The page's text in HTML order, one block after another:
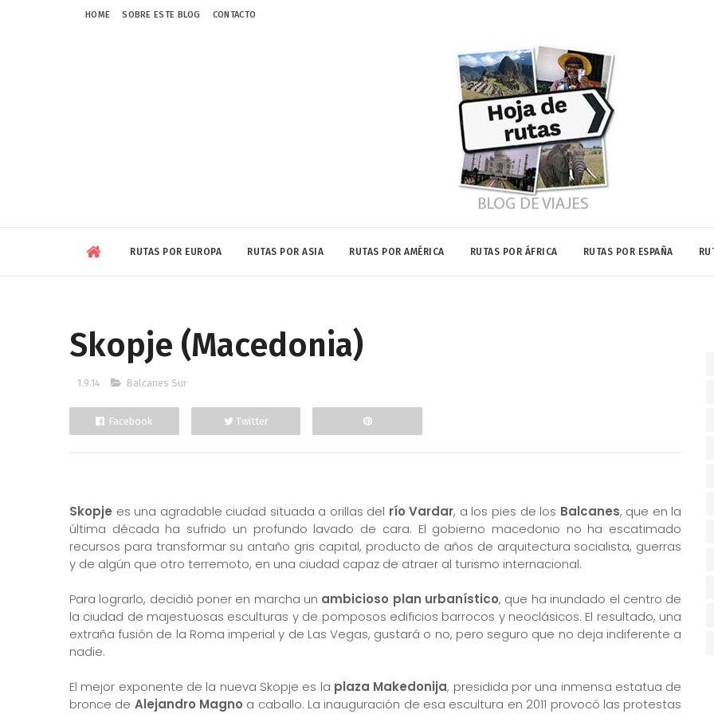
HOME SOBRE ESTE BLOG CONTACTO
RUTAS POR EUROPA RUTAS POR ASIA RUTAS POR AMÉRICA RUTAS POR ÁFRICA RUTAS POR ESPAÑA
Skopje (Macedonia)
1.9.14 Balcanes Sur
Facebook Twitter
Skopje es una agradable ciudad situada a orillas del río Vardar, a los pies de los Balcanes, que en la
última década ha sufrido un profundo lavado de cara. El gobierno macedonio no ha escatimado
recursos para transformar su antaño gris capital, producto de años de arquitectura socialista, guerras
y de algún que otro terremoto, en una ciudad capaz de atraer al turismo internacional.
Para lograrlo, decidió poner en marcha un ambicioso plan urbanístico, que ha inundado el centro de
la ciudad de majestuosas esculturas y de pomposos edificios barrocos y neoclásicos. El resultado, una
extraña fusión de la Roma imperial y de Las Vegas, gustará o no, pero seguro que no deja indiferente a
nadie.
El mejor exponente de la nueva Skopje es la plaza Makedonija, presidida por una inmensa estatua de
bronce de Alejandro Magno a caballo. La inauguración de esa escultura en 2011 provocó las protestas